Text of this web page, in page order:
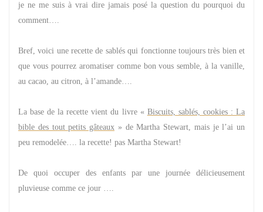
je ne me suis à vrai dire jamais posé la question du pourquoi du
comment….
Bref, voici une recette de sablés qui fonctionne toujours très bien et
que vous pourrez aromatiser comme bon vous semble, à la vanille,
au cacao, au citron, à l’amande….
La base de la recette vient du livre « Biscuits, sablés, cookies : La
bible des tout petits gâteaux » de Martha Stewart, mais je l’ai un
peu remodelée…. la recette! pas Martha Stewart!
De quoi occuper des enfants par une journée délicieusement
pluvieuse comme ce jour ….